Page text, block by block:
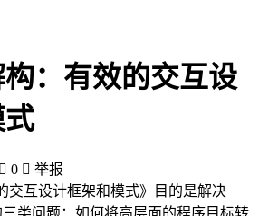
：有效的交互设
 0  举报
交互设计框架和模式》目的是解决
类问题：如何将高层面的程序目标转